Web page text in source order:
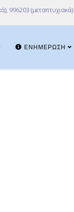
996203 (μεταπτυχιακά)
ΕΝΗΜΈΡΩΣΗ